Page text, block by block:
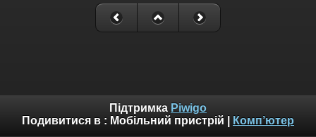
Підтримка Piwigo
Подивитися в : Мобільний пристрій Комп’ютер